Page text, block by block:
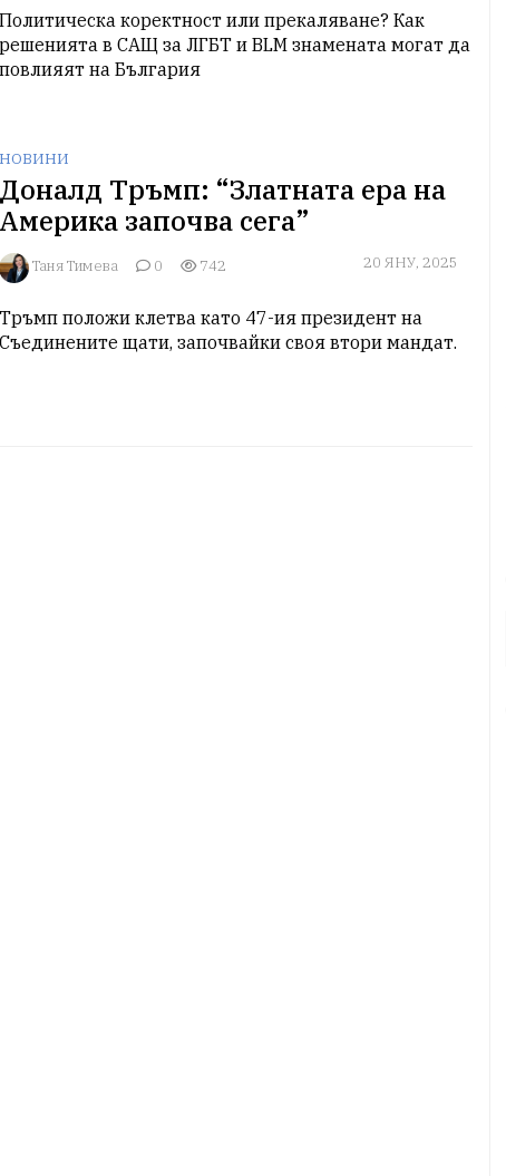
Политическа коректност или прекаляване? Как
решенията в САЩ за ЛГБТ и BLM знамената могат да
повлияят на България
НОВИНИ
Доналд Тръмп: “Златната ера на
Америка започва сега”
Таня Тимева 0 742 20 ЯНУ, 2025
Тръмп положи клетва като 47-ия президент на
Съединените щати, започвайки своя втори мандат.